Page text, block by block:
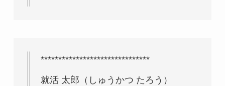
*******************************
就活 太郎（しゅうかつ たろう）